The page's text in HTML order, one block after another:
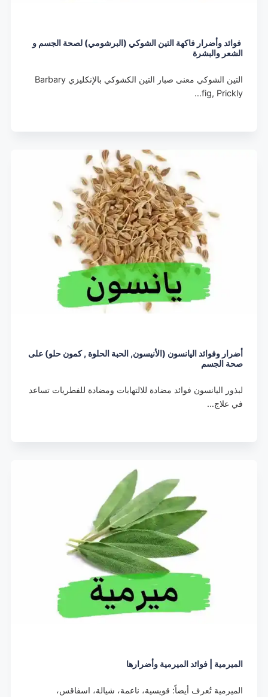
فوائد وأضرار فاكهة التين الشوكي (البرشومي) لصحة الجسم و
الشعر والبشرة
التين الشوكي معنى صبار التين الكشوكي بالإنكليزي Barbary
fig, Prickly…
أضرار وفوائد اليانسون (الأنيسون, الحبة الحلوة , كمون حلو) على
صحة الجسم
لبذور اليانسون فوائد مضادة للالتهابات ومضادة للفطريات تساعد
في علاج…
الميرمية | فوائد الميرمية وأضرارها
الميرمية تُعرف أيضاً: قويسية، ناعمة، شيالة، اسفاقس،